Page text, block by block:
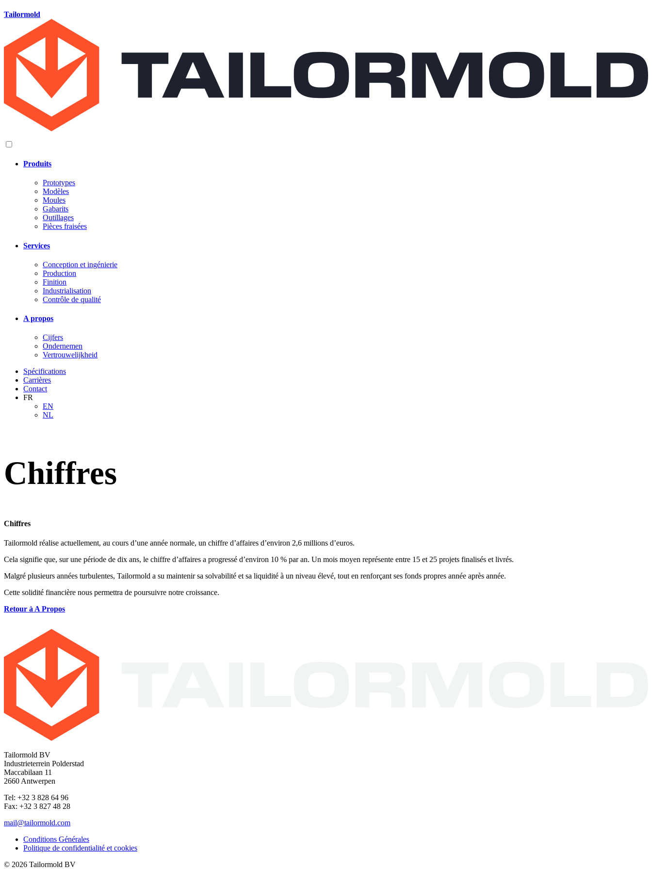
Tailormold
Produits
Prototypes
Modèles
Moules
Gabarits
Outillages
Pièces fraisées
Services
Conception et ingénierie
Production
Finition
Industrialisation
Contrôle de qualité
A propos
Cijfers
Ondernemen
Vertrouwelijkheid
Spécifications
Carrières
Contact
FR
EN
NL
Chiffres
Chiffres
Tailormold réalise actuellement, au cours d’une année normale, un chiffre d’affaires d’environ 2,6 millions d’euros.
Cela signifie que, sur une période de dix ans, le chiffre d’affaires a progressé d’environ 10 % par an. Un mois moyen représente entre 15 et 25 projets finalisés et livrés.
Malgré plusieurs années turbulentes, Tailormold a su maintenir sa solvabilité et sa liquidité à un niveau élevé, tout en renforçant ses fonds propres année après année.
Cette solidité financière nous permettra de poursuivre notre croissance.
Retour à A Propos
Tailormold BV
Industrieterrein Polderstad
Maccabilaan 11
2660 Antwerpen
Tel: +32 3 828 64 96
Fax: +32 3 827 48 28
mail@tailormold.com
Conditions Générales
Politique de confidentialité et cookies
© 2026 Tailormold BV